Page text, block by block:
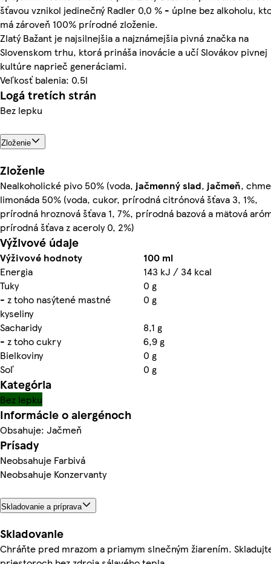
šťavou vznikol jedinečný Radler 0,0 % - úplne bez alkoholu,
má zároveň 100% prírodné zloženie.
Zlatý Bažant je najsilnejšia a najznámejšia pivná značka na
Slovenskom trhu, ktorá prináša inovácie a učí Slovákov pivnej
kultúre naprieč generáciami.
Veľkosť balenia: 0.5l
Logá tretích strán
Bez lepku
Zloženie
Zloženie
Nealkoholické pivo 50% (voda, jačmennýslad, jačmeň,
limonáda 50% (voda, cukor, prírodná citrónová šťava 3, 1%,
prírodná hroznová šťava 1, 7%, prírodná bazová a mätová
prírodná šťava z aceroly 0, 2%)
Výživové údaje
Výživové hodnoty
100 ml
Energia
143 kJ / 34 kcal
Tuky
0 g
- z toho nasýtené mastné
kyseliny
0 g
Sacharidy
8,1 g
- z toho cukry
6,9 g
Bielkoviny
0 g
Soľ
0 g
Kategória
Bez lepku
Informácie o alergénoch
Obsahuje: Jačmeň
Prísady
Neobsahuje Farbivá
Neobsahuje Konzervanty
Skladovanie a príprava
Skladovanie
Chráňte pred mrazom a priamym slnečným žiarením.